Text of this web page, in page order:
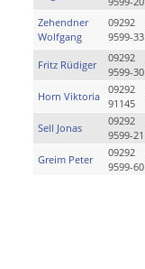
Zehendner
Wolfgang
09292
9599-33
Fritz Rüdiger
09292
9599-30
Horn Viktoria
09292
91145
Sell Jonas
09292
9599-21
Greim Peter
09292
9599-60